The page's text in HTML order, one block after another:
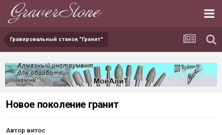
Гравировальный станок "Гранит"
Новое поколение гранит
Автор витос